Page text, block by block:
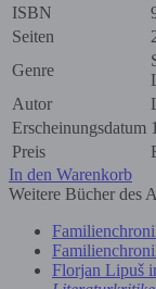
ISBN
Seiten
Genre
Autor
Erscheinungsdatum
Preis
In den Warenkorb
Weitere Bücher des
Florjan Lipuš